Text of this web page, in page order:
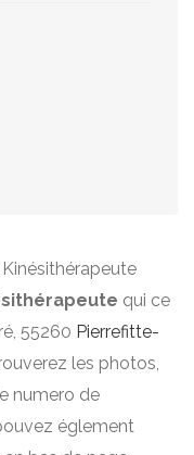
qui ce
55260 Pierrefitte-
les photos,
numero de
églement